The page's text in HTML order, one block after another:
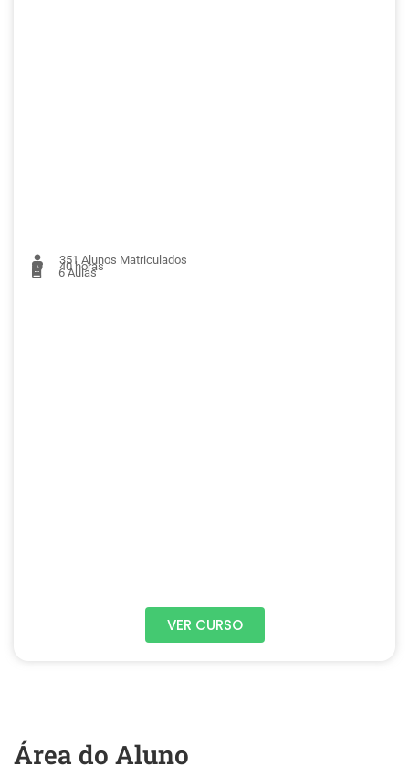
351 Alunos Matriculados
40 horas
6Aulas
VER CURSO
Área do Aluno